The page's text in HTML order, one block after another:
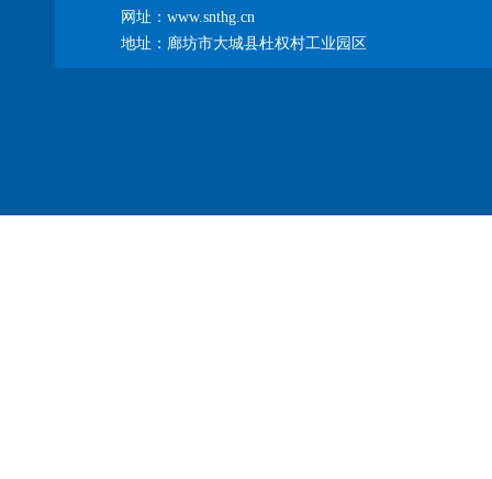
网址：www.snthg.cn
地址：廊坊市大城县杜权村工业园区